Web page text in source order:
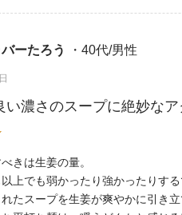
ーたろう ・40代/男性
い濃さのスープに絶妙な
きは生姜の量。
上でも弱かったり強かったりす
たスープを生姜が爽やかに引き